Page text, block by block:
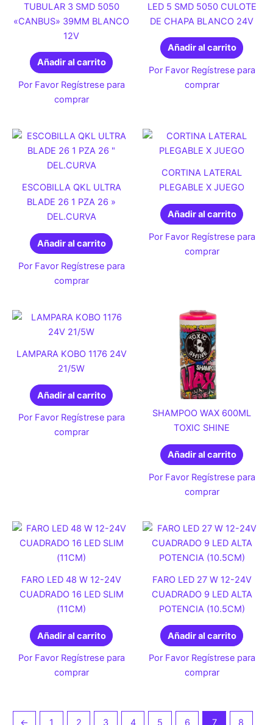
TUBULAR 3 SMD 5050
«CANBUS» 39MM BLANCO
12V
Añadir al carrito
Por Favor Regístrese para
comprar
LED 5 SMD 5050 CULOTE
DE CHAPA BLANCO 24V
Añadir al carrito
Por Favor Regístrese para
comprar
ESCOBILLA QKL ULTRA
BLADE 26 1 PZA 26 »
DEL.CURVA
Añadir al carrito
Por Favor Regístrese para
comprar
CORTINA LATERAL
PLEGABLE X JUEGO
Añadir al carrito
Por Favor Regístrese para
comprar
LAMPARA KOBO 1176 24V
21/5W
Añadir al carrito
Por Favor Regístrese para
comprar
SHAMPOO WAX 600ML
TOXIC SHINE
Añadir al carrito
Por Favor Regístrese para
comprar
FARO LED 48 W 12-24V
CUADRADO 16 LED SLIM
(11CM)
Añadir al carrito
Por Favor Regístrese para
comprar
FARO LED 27 W 12-24V
CUADRADO 9 LED ALTA
POTENCIA (10.5CM)
Añadir al carrito
Por Favor Regístrese para
comprar
← 1 2 3 4 5 6 7 8